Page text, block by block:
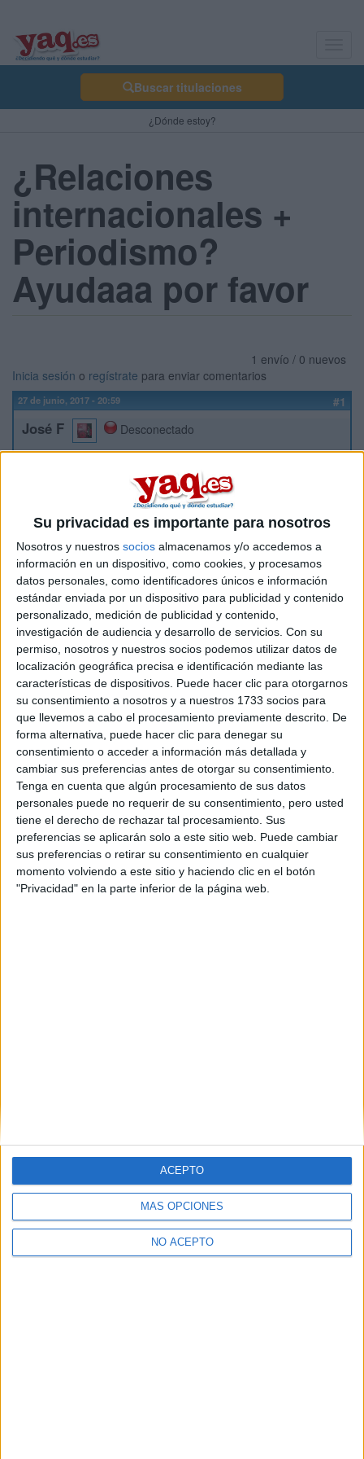
Su privacidad es importante para nosotros
Nosotros y nuestros socios almacenamos y/o accedemos a
información en un dispositivo, como cookies, y procesamos
datos personales, como identificadores únicos e información
estándar enviada por un dispositivo para publicidad y contenido
personalizado, medición de publicidad y contenido,
investigación de audiencia y desarrollo de servicios. Con su
permiso, nosotros y nuestros socios podemos utilizar datos de
localización geográfica precisa e identificación mediante las
características de dispositivos. Puede hacer clic para otorgarnos
su consentimiento a nosotros y a nuestros 1733 socios para
que llevemos a cabo el procesamiento previamente descrito. De
forma alternativa, puede hacer clic para denegar su
consentimiento o acceder a información más detallada y
cambiar sus preferencias antes de otorgar su consentimiento.
Tenga en cuenta que algún procesamiento de sus datos
personales puede no requerir de su consentimiento, pero usted
tiene el derecho de rechazar tal procesamiento. Sus
preferencias se aplicarán solo a este sitio web. Puede cambiar
sus preferencias o retirar su consentimiento en cualquier
momento volviendo a este sitio y haciendo clic en el botón
"Privacidad" en la parte inferior de la página web.
MÁS OPCIONES
NO ACEPTO
ACEPTO
Buscar titulaciones
¿Dónde estoy?
¿Relaciones
internacionales +
Periodismo?
Ayudaaa por favor
1 envío / 0 nuevos
Inicia sesión o regístrate para enviar comentarios
27 de junio, 2017 - 20:59 #1
José F
Desconectado
No sé si hacer un doble grado en Relaciones
Internacionales y Periodismo, o Relaciones
Internacionales solo. Pues ambas me gustan pero yo
estoy más interesado en las relaciones internacionales y
tengo el miedo de que orienten el doble grado
principalmente por el Periodismo internacional (no es lo
que busco). Por otro lado, ambas carreras me gustan y
dos carreras suelen sonar mejor que una.
Gracias por vuestra ayuda!
Inicio
Etiquetas:
La universidad - un mundo
Periodismo
Relaciones Internacionales